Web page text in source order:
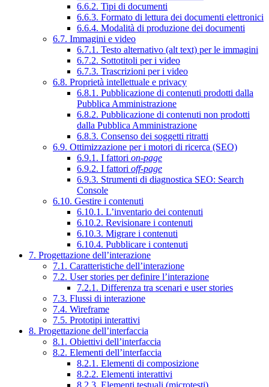
6.6.2. Tipi di documenti
6.6.3. Formato di lettura dei documenti elettronici
6.6.4. Modalità di produzione dei documenti
6.7. Immagini e video
6.7.1. Testo alternativo (alt text) per le immagini
6.7.2. Sottotitoli per i video
6.7.3. Trascrizioni per i video
6.8. Proprietà intellettuale e privacy
6.8.1. Pubblicazione di contenuti prodotti dalla
Pubblica Amministrazione
6.8.2. Pubblicazione di contenuti non prodotti
dalla Pubblica Amministrazione
6.8.3. Consenso dei soggetti ritratti
6.9. Ottimizzazione per i motori di ricerca (SEO)
6.9.1. I fattori on-page
6.9.2. I fattori off-page
6.9.3. Strumenti di diagnostica SEO: Search
Console
6.10. Gestire i contenuti
6.10.1. L’inventario dei contenuti
6.10.2. Revisionare i contenuti
6.10.3. Migrare i contenuti
6.10.4. Pubblicare i contenuti
7. Progettazione dell’interazione
7.1. Caratteristiche dell’interazione
7.2. User stories per definire l’interazione
7.2.1. Differenza tra scenari e user stories
7.3. Flussi di interazione
7.4. Wireframe
7.5. Prototipi interattivi
8. Progettazione dell’interfaccia
8.1. Obiettivi dell’interfaccia
8.2. Elementi dell’interfaccia
8.2.1. Elementi di composizione
8.2.2. Elementi interattivi
8.2.3. Elementi testuali (microtesti)